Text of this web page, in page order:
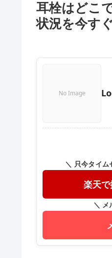
耳栓はどこ
状況を今す
No Image
＼ 只今タイム
楽天
＼ メ